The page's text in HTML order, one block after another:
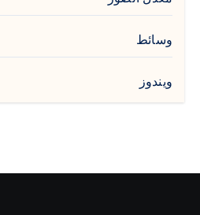
وسائط
ويندوز